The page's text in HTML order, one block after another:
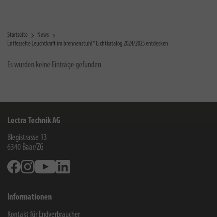
Startseite
News
Entfesselte Leuchtkraft im brennenstuhl® Lichtkatalog 2024/2025 entdecken
Es wurden keine Einträge gefunden
Lectra Technik AG
Blegistrasse 13
6340 Baar/ZG
FacebookInstagramYoutube
Informationen
Kontakt für Endverbraucher